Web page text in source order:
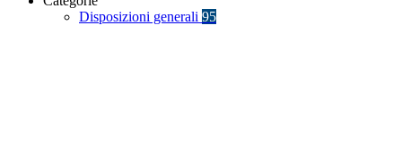
Disposizioni generali 95